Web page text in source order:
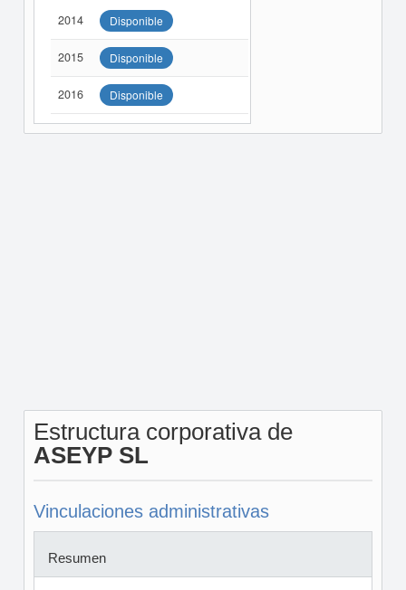
2014 Disponible
2015 Disponible
2016 Disponible
Estructura corporativa de
ASEYP SL
Vinculaciones administrativas
Resumen